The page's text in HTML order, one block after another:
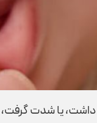
داشت، یا شدت